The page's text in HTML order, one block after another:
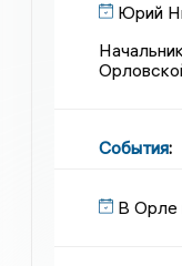
Юрий
События:
В Орле